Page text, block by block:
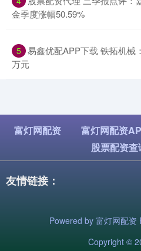
金季度涨幅50.59%
5 易鑫优配APP下载 铁拓机械
万元
富灯网配资 富灯网配资
股票配资查
友情链接：
Powered by 富灯网配资
Copyright ©